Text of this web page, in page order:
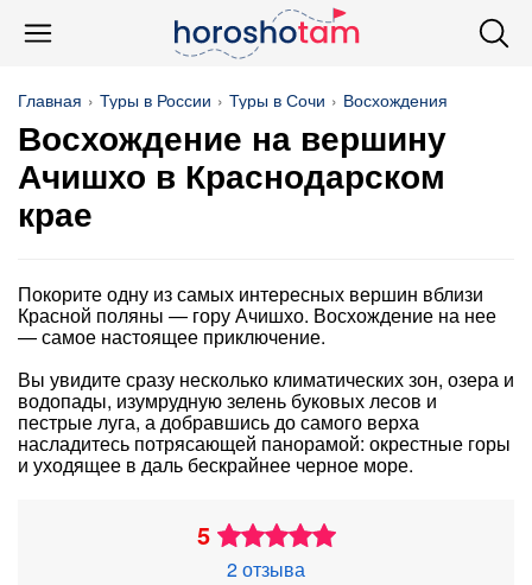
Главная Туры в России Туры в Сочи Восхождения
Восхождение на вершину
Ачишхо в Краснодарском
крае
Покорите одну из самых интересных вершин вблизи
Красной поляны — гору Ачишхо. Восхождение на нее
— самое настоящее приключение.
Вы увидите сразу несколько климатических зон, озера и
водопады, изумрудную зелень буковых лесов и
пестрые луга, а добравшись до самого верха
насладитесь потрясающей панорамой: окрестные горы
и уходящее в даль бескрайнее черное море.
5
2 отзыва